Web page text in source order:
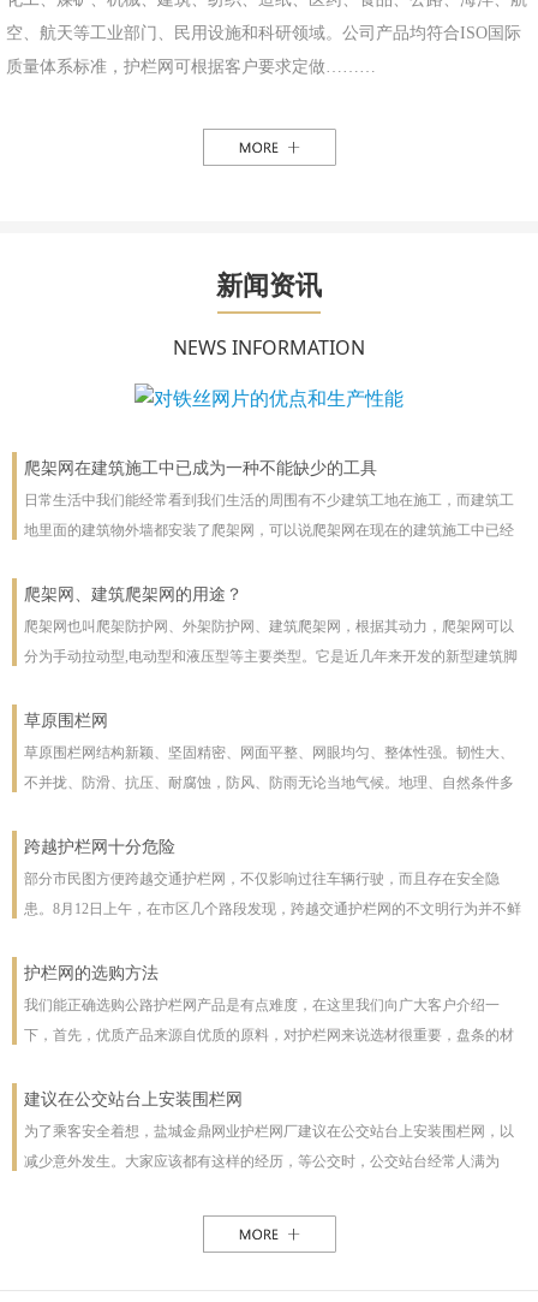
空、航天等工业部门、民用设施和科研领域。公司产品均符合ISO国际
质量体系标准，护栏网可根据客户要求定做………
新闻资讯
NEWS INFORMATION
爬架网在建筑施工中已成为一种不能缺少的工具
日常生活中我们能经常看到我们生活的周围有不少建筑工地在施工，而建筑工
地里面的建筑物外墙都安装了爬架网，可以说爬架网在现在的建筑施工中已经
爬架网、建筑爬架网的用途？
爬架网也叫爬架防护网、外架防护网、建筑爬架网，根据其动力，爬架网可以
分为手动拉动型,电动型和液压型等主要类型。它是近几年来开发的新型建筑脚
彻底改善了脚手架技术
草原围栏网
草原围栏网结构新颖、坚固精密、网面平整、网眼均匀、整体性强。韧性大、
不并拢、防滑、抗压、耐腐蚀，防风、防雨无论当地气候。地理、自然条件多
受压力也不至发生松动变形现象。该产品防腐蚀性能好，有极强的防腐抗氧化
等特点，具有一般钢丝网都不具备的优点。克服了电焊网焊接点易开焊脱落的
缺点，一次安装永不松动，是保护草牧场、林场、高速公路和生态环境的最佳
跨越护栏网十分危险
部分市民图方便跨越交通护栏网，不仅影响过往车辆行驶，而且存在安全隐
患。8月12日上午，在市区几个路段发现，跨越交通护栏网的不文明行为并不鲜
护栏网，东西过往的车辆从其身旁疾驰而过;10时30分，两女一男由南向北跨越
交通护栏网;10时32分，两名女子在七一路北侧躲过3辆由东向西行驶的车辆，向
南跨越交通护栏网，护栏网南侧由西向东行驶的车辆急速行驶，两人在等待约1
一名志愿者称，据她观察，从7时30分至10时30分，约有30人在该路段跨越交通
护栏网的选购方法
我们能正确选购公路护栏网产品是有点难度，在这里我们向广大客户介绍一
下，首先，优质产品来源自优质的原料，对护栏网来说选材很重要，盘条的材
以下，我们为客户做了如下分析：1、护栏网网片质量，网片是由不同规格的盘
条（铁丝）焊接而成的，盘条的直径与强度直接影响到网片的质量，在选丝方
面应选择是由正规厂家生产的优质盘条拉出来的成品铁丝；其次是网片的焊接
能力，通常好的网片是每一个焊接或编制点都能够很好的连接。正规护栏网生
产厂，都是采用全自动焊接机来生产的，而一起小厂则采用手工焊接，通常质
建议在公交站台上安装围栏网
为了乘客安全着想，盐城金鼎网业护栏网厂建议在公交站台上安装围栏网，以
减少意外发生。大家应该都有这样的经历，等公交时，公交站台经常人满为
路线图朝的是非机动车道，便于观看，乘客不得不走下站台，而且上车下车都
是人挤人，这些情况均增加了乘客的危险性，如果在站台旁安装了围栏网，那